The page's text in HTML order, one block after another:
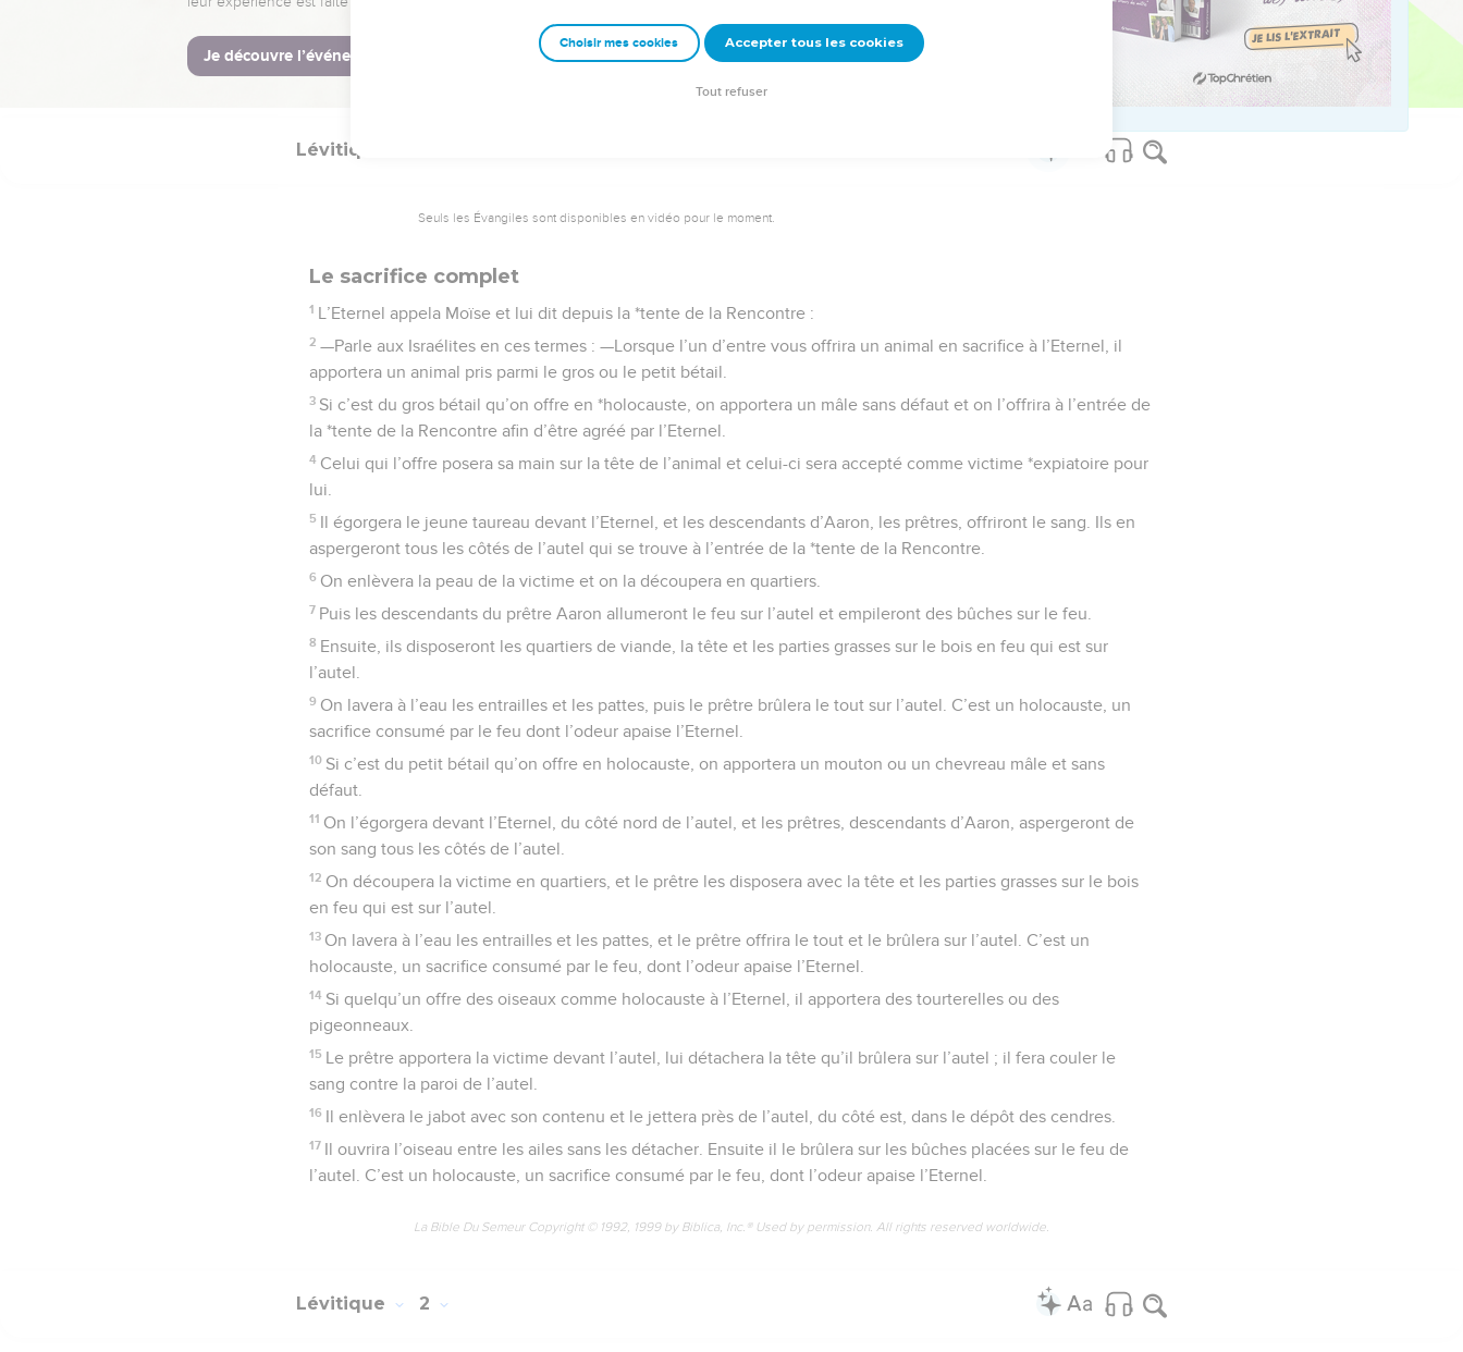
La Bible Du Semeur Copyright © 1992, 1999 by Biblica, Inc.® Used by permission. All rights reserved worldwide.
Lévitique
Seuls les Évangiles sont disponibles en vidéo pour le moment.
Le sacrifice complet
1 L’Eternel appela Moïse et lui dit depuis la *tente de la Rencontre :
2 —Parle aux Israélites en ces termes : —Lorsque l’un d’entre vous offrira un animal en sacrifice à l’Eternel, il
apportera un animal pris parmi le gros ou le petit bétail.
3 Si c’est du gros bétail qu’on offre en *holocauste, on apportera un mâle sans défaut et on l’offrira à l’entrée de
la *tente de la Rencontre afin d’être agréé par l’Eternel.
4 Celui qui l’offre posera sa main sur la tête de l’animal et celui-ci sera accepté comme victime *expiatoire pour
lui.
5 Il égorgera le jeune taureau devant l’Eternel, et les descendants d’Aaron, les prêtres, offriront le sang. Ils en
aspergeront tous les côtés de l’autel qui se trouve à l’entrée de la *tente de la Rencontre.
6 On enlèvera la peau de la victime et on la découpera en quartiers.
7 Puis les descendants du prêtre Aaron allumeront le feu sur l’autel et empileront des bûches sur le feu.
8 Ensuite, ils disposeront les quartiers de viande, la tête et les parties grasses sur le bois en feu qui est sur
l’autel.
9 On lavera à l’eau les entrailles et les pattes, puis le prêtre brûlera le tout sur l’autel. C’est un holocauste, un
sacrifice consumé par le feu dont l’odeur apaise l’Eternel.
10 Si c’est du petit bétail qu’on offre en holocauste, on apportera un mouton ou un chevreau mâle et sans
défaut.
11 On l’égorgera devant l’Eternel, du côté nord de l’autel, et les prêtres, descendants d’Aaron, aspergeront de
son sang tous les côtés de l’autel.
12 On découpera la victime en quartiers, et le prêtre les disposera avec la tête et les parties grasses sur le bois
en feu qui est sur l’autel.
13 On lavera à l’eau les entrailles et les pattes, et le prêtre offrira le tout et le brûlera sur l’autel. C’est un
holocauste, un sacrifice consumé par le feu, dont l’odeur apaise l’Eternel.
14 Si quelqu’un offre des oiseaux comme holocauste à l’Eternel, il apportera des tourterelles ou des
pigeonneaux.
15 Le prêtre apportera la victime devant l’autel, lui détachera la tête qu’il brûlera sur l’autel ; il fera couler le
sang contre la paroi de l’autel.
16 Il enlèvera le jabot avec son contenu et le jettera près de l’autel, du côté est, dans le dépôt des cendres.
17 Il ouvrira l’oiseau entre les ailes sans les détacher. Ensuite il le brûlera sur les bûches placées sur le feu de
l’autel. C’est un holocauste, un sacrifice consumé par le feu, dont l’odeur apaise l’Eternel.
La Bible Du Semeur Copyright © 1992, 1999 by Biblica, Inc.® Used by permission. All rights reserved worldwide.
Lévitique 2
Choisir mes cookies Accepter tous les cookies
Tout refuser